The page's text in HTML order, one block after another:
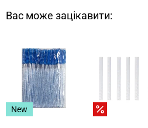
Вас може зацікавити:
New